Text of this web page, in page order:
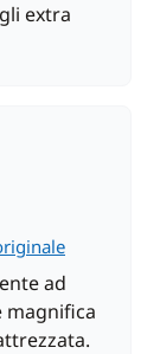
extra
ad
magnifica